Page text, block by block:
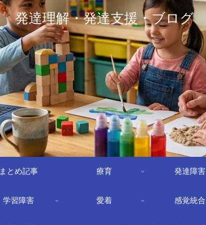
発達理解・発達支援・ブログ
まとめ記事 療育 発達障害
学習障害 愛着 感覚統合